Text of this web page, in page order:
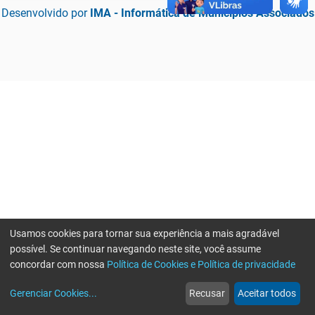
Desenvolvido por IMA - Informática de Municípios Associados
web
Notícias
more_horiz
Mais
Usamos cookies para tornar sua experiência a mais agradável
possível. Se continuar navegando neste site, você assume
concordar com nossa Política de Cookies e Política de privacidade
Gerenciar Cookies... Recusar Aceitar todos
Erro ao enviar informações, por favor tente novamente